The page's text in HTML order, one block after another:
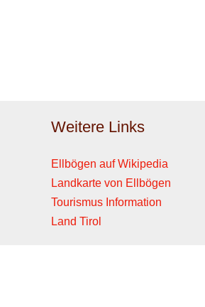
Weitere Links
Ellbögen auf Wikipedia
Landkarte von Ellbögen
Tourismus Information
Land Tirol